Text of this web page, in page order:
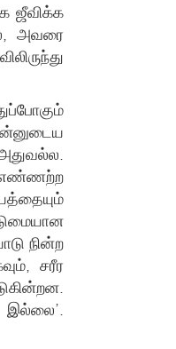
ஜீவிக்க
அவரை
எண்ணற்ற
நின்ற
சரீர